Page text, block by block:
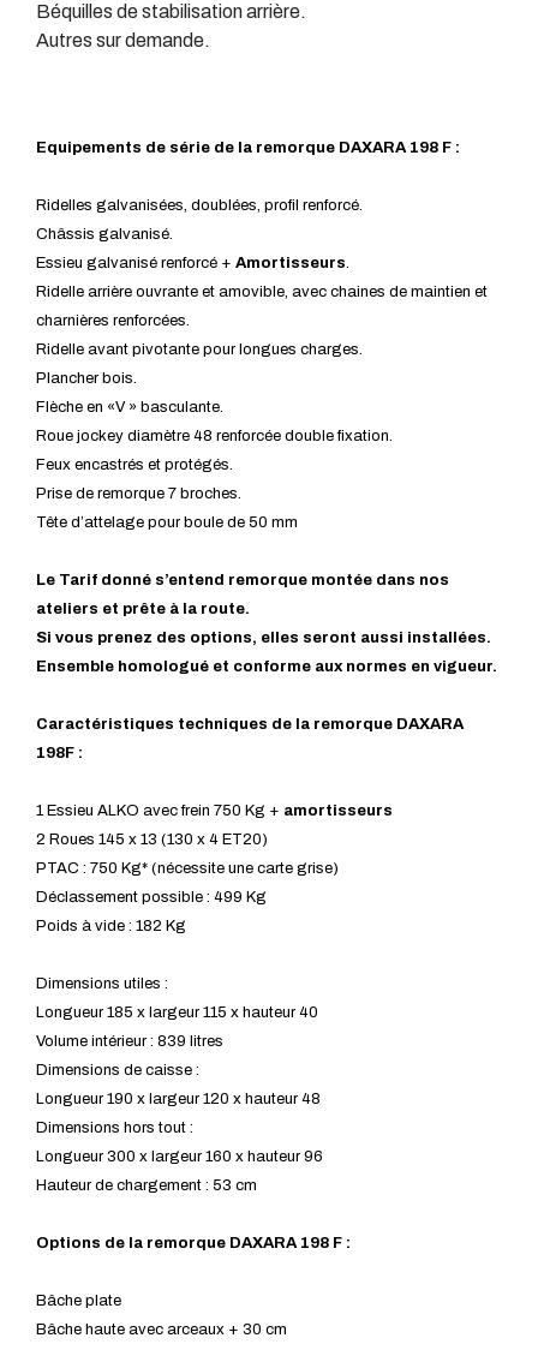
Béquilles de stabilisation arrière.
Autres sur demande.
Equipements de série de la remorque DAXARA 198 F :
Ridelles galvanisées, doublées, profil renforcé.
Châssis galvanisé.
Essieu galvanisé renforcé + Amortisseurs.
Ridelle arrière ouvrante et amovible, avec chaines de maintien et
charnières renforcées.
Ridelle avant pivotante pour longues charges.
Plancher bois.
Flèche en «V » basculante.
Roue jockey diamètre 48 renforcée double fixation.
Feux encastrés et protégés.
Prise de remorque 7 broches.
Tête d’attelage pour boule de 50 mm
Le Tarif donné s’entend remorque montée dans nos
ateliers et prête à la route.
Si vous prenez des options, elles seront aussi installées.
Ensemble homologué et conforme aux normes en vigueur.
Caractéristiques techniques de la remorque DAXARA
198F :
1 Essieu ALKO avec frein 750 Kg + amortisseurs
2 Roues 145 x 13 (130 x 4 ET20)
PTAC : 750 Kg* (nécessite une carte grise)
Déclassement possible : 499 Kg
Poids à vide : 182 Kg
Dimensions utiles :
Longueur 185 x largeur 115 x hauteur 40
Volume intérieur : 839 litres
Dimensions de caisse :
Longueur 190 x largeur 120 x hauteur 48
Dimensions hors tout :
Longueur 300 x largeur 160 x hauteur 96
Hauteur de chargement : 53 cm
Options de la remorque DAXARA 198 F :
Bâche plate
Bâche haute avec arceaux + 30 cm